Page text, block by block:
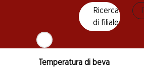
Ricerca
di filiale
Maturità di beva
1–3 anni
Temperatura di beva